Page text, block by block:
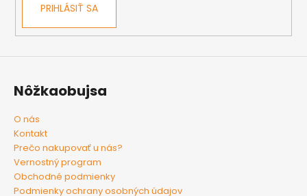
PRIHLÁSIŤ SA
Nôžkaobujsa
O nás
Kontakt
Prečo nakupovať u nás?
Vernostný program
Obchodné podmienky
Podmienky ochrany osobných údajov